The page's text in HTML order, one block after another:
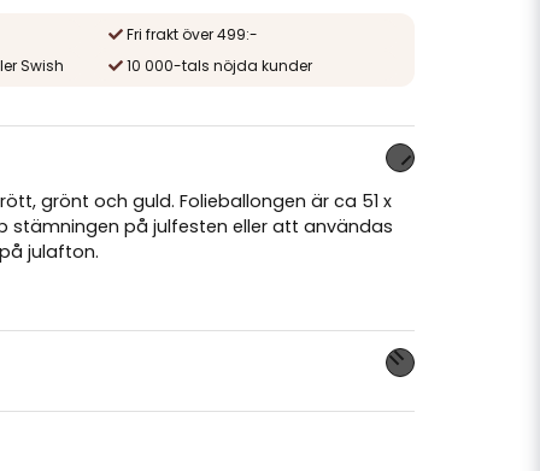
Fri frakt över 499:-
Swish
10 000-tals nöjda kunder
grönt och guld. Folieballongen är ca 51 x
stämningen på julfesten eller att användas
julafton.